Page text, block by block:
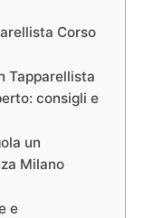
Corso
Tapparellista
consigli e
un
Milano
e